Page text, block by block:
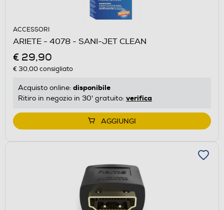
ACCESSORI
ARIETE - 4078 - SANI-JET CLEAN
€ 29,90
€ 30,00consigliato
Acquisto online: disponibile
Ritiro in negozio in 30' gratuito: verifica
AGGIUNGI